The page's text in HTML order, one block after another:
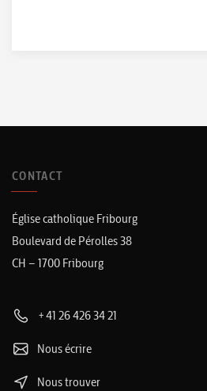
CONTACT
Église catholique Fribourg
Boulevard de Pérolles 38
CH – 1700 Fribourg
+41 26 426 34 21
Nous écrire
Nous trouver